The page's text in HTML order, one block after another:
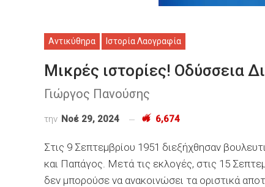
Αντικύθηρα Ιστορία Λαογραφία
Μικρές ιστορίες! Οδύσσεια
Γιώργος Πανούσης
την Νοέ 29, 2024 6,674
Στις 9 Σεπτεμβρίου 1951 διεξήχθησαν
και Παπάγος. Μετά τις εκλογές, στις 15
δεν μπορούσε να ανακοινώσει τα οριστικά